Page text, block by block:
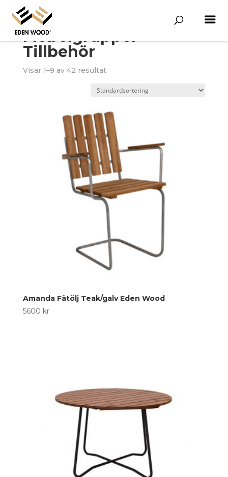
Möbelgrupper
Tillbehör
Visar 1–9 av 42 resultat
Amanda Fåtölj Teak/galv Eden Wood
5600 kr